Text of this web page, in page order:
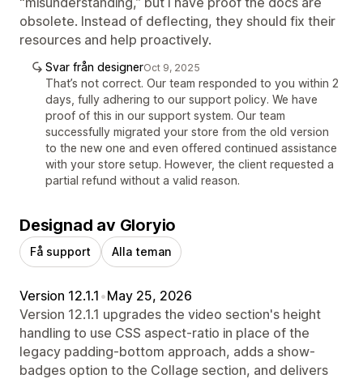
obsolete. Instead of deflecting, they should fix their
resources and help proactively.
Svar från designerOct 9, 2025
That’s not correct. Our team responded to you within 2
days, fully adhering to our support policy. We have
proof of this in our support system. Our team
successfully migrated your store from the old version
to the new one and even offered continued assistance
with your store setup. However, the client requested a
partial refund without a valid reason.
Designad av Gloryio
Få support Alla teman
Version 12.1.1 •May 25, 2026
Version 12.1.1 upgrades the video section's height
handling to use CSS aspect-ratio in place of the
legacy padding-bottom approach, adds a show-
badges option to the Collage section, and delivers